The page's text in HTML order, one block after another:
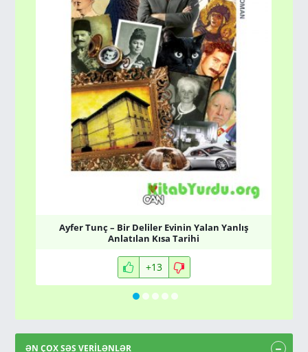
Ayfer Tunç – Bir Deliler Evinin Yalan Yanlış
Anlatılan Kısa Tarihi
+13
ƏN ÇOX SƏS VERİLƏNLƏR